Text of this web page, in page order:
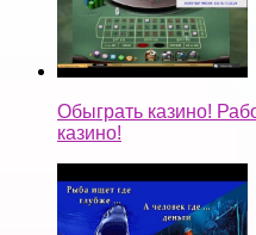
Обыграть казино!
казино!